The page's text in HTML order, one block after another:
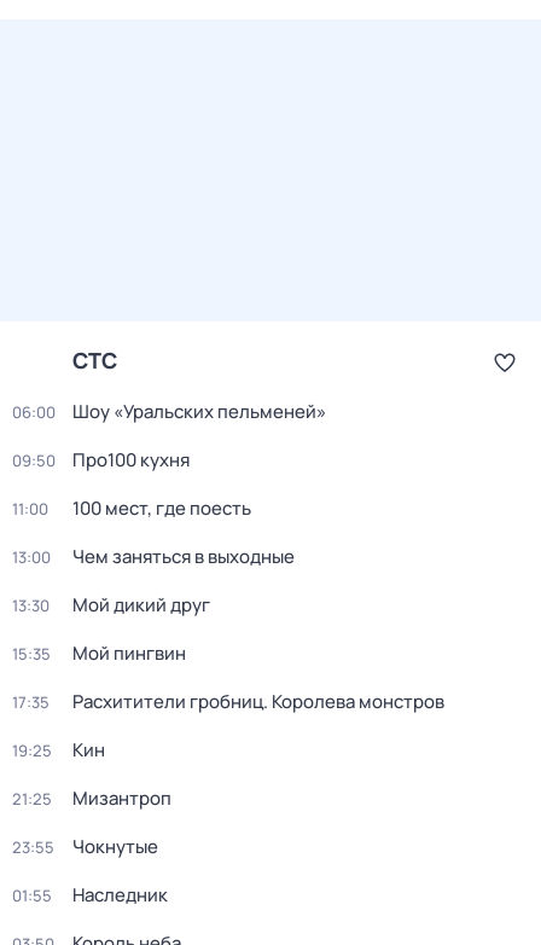
СТС
06:00 Шоу «Уральских пельменей»
09:50 Про100 кухня
11:00 100 мест, где поесть
13:00 Чем заняться в выходные
13:30 Мой дикий друг
15:35 Мой пингвин
17:35 Расхитители гробниц. Королева монстров
19:25 Кин
21:25 Мизантроп
23:55 Чокнутые
01:55 Наследник